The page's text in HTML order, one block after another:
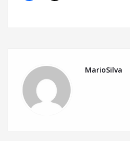
MarioSilva